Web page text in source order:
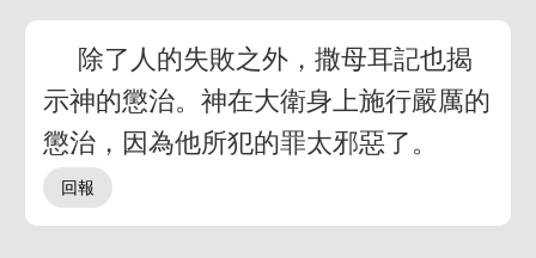
除了人的失敗之外，撒母耳記也揭
示神的懲治。神在大衛身上施行嚴厲的
懲治，因為他所犯的罪太邪惡了。